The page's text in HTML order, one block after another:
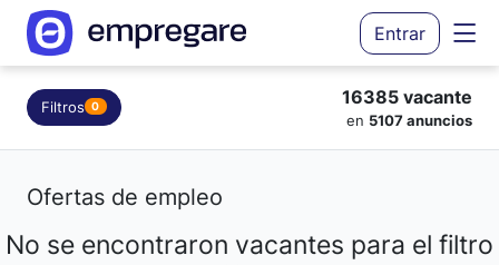
Entrar
Filtros 0 16385 vacante
en 5107 anuncios
Ofertas de empleo
Cargando resultados...
No se encontraron vacantes para el filtro